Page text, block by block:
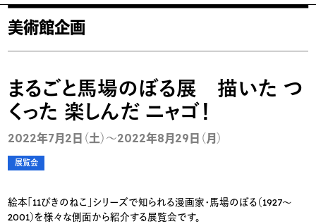
美術館企画
まるごと馬場のぼる展 描いた つ
くった 楽しんだ ニャゴ！
2022年7月2日（土）～2022年8月29日（月）
展覧会
絵本「11ぴきのねこ」シリーズで知られる漫画家・馬場のぼる（1927〜
2001）を様々な側面から紹介する展覧会です。